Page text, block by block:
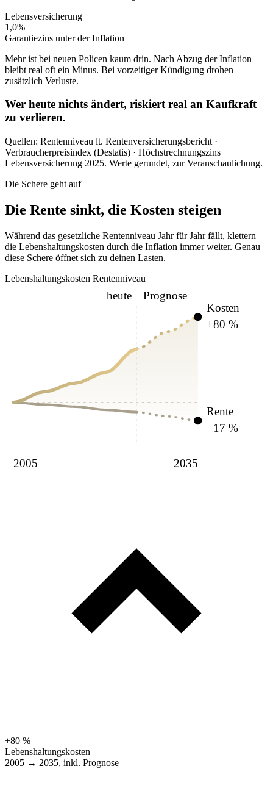
Lebensversicherung
1,0%
Garantiezins unter der Inflation
Mehr ist bei neuen Policen kaum drin. Nach Abzug der Inflation
bleibt real oft ein Minus. Bei vorzeitiger Kündigung drohen
zusätzlich Verluste.
Wer heute nichts ändert, riskiert real an Kaufkraft
zu verlieren.
Quellen: Rentenniveau lt. Rentenversicherungsbericht ·
Verbraucherpreisindex (Destatis) · Höchstrechnungszins
Lebensversicherung 2025. Werte gerundet, zur Veranschaulichung.
Die Schere geht auf
Die Rente sinkt, die Kosten steigen
Während das gesetzliche Rentenniveau Jahr für Jahr fällt, klettern
die Lebenshaltungskosten durch die Inflation immer weiter. Genau
diese Schere öffnet sich zu deinen Lasten.
Lebenshaltungskosten Rentenniveau
2005 2035
heute
Prognose
Kosten
+80 %
Rente
−17 %
+80 %
Lebenshaltungskosten
2005 → 2035, inkl. Prognose